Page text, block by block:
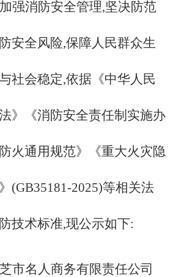
强消防安全管理,坚决防范
安全风险,保障人民群众生
社会稳定,依据《中华人民
》《消防安全责任制实施办
火通用规范》《重大火灾隐
(GB35181-2025)等相关法
技术标准,现公示如下:
市名人商务有限责任公司